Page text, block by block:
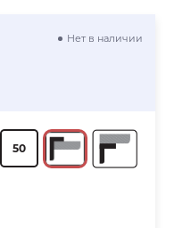
Нет в наличии
50